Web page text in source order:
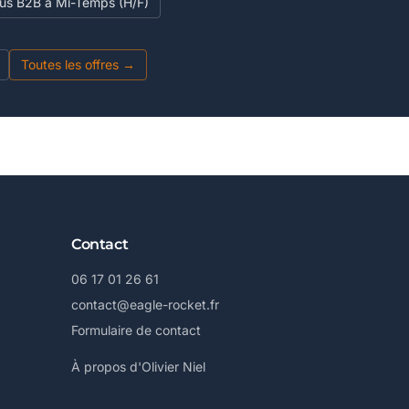
Toutes les offres →
Contact
06 17 01 26 61
contact@eagle-rocket.fr
Formulaire de contact
À propos d'Olivier Niel